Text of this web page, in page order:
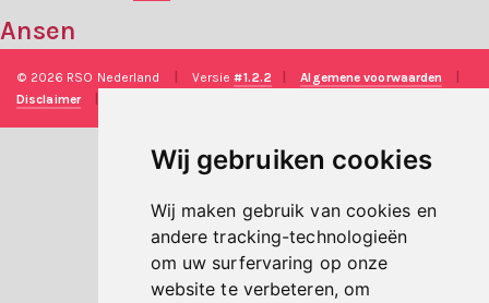
Wij gebruiken cookies
Wij maken gebruik van cookies en
andere tracking-technologieën
om uw surfervaring op onze
website te verbeteren, om
Ansen
© 2026 RSO Nederland Versie#1.2.2 Algemene voorwaarden
Disclaimer